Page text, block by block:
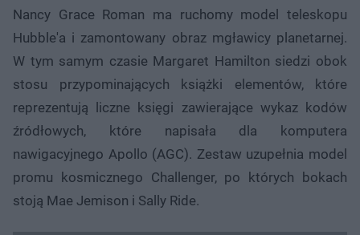
Nancy Grace Roman ma ruchomy model teleskopu
Hubble'a i zamontowany obraz mgławicy planetarnej.
W tym samym czasie Margaret Hamilton siedzi obok
stosu przypominających książki elementów, które
reprezentują liczne księgi zawierające wykaz kodów
źródłowych, które napisała dla komputera
nawigacyjnego Apollo (AGC). Zestaw uzupełnia model
promu kosmicznego Challenger, po których bokach
stoją Mae Jemison i Sally Ride.